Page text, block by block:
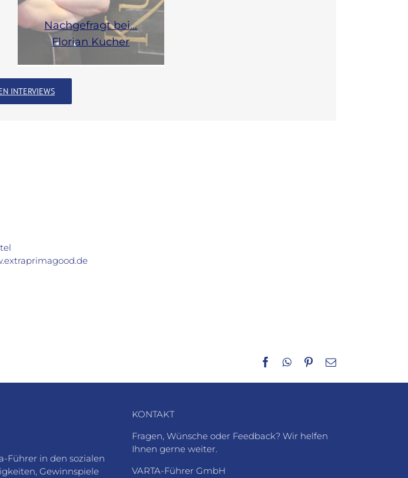
Nachgefragt bei…
Florian Kucher
INTERVIEWS
Facebook
WhatsApp
Pinterest
E-
Führer in den sozialen
Gewinnspiele
KONTAKT
Fragen, Wünsche oder Feedback? Wir helfen
Ihnen gerne weiter.
VARTA-Führer GmbH